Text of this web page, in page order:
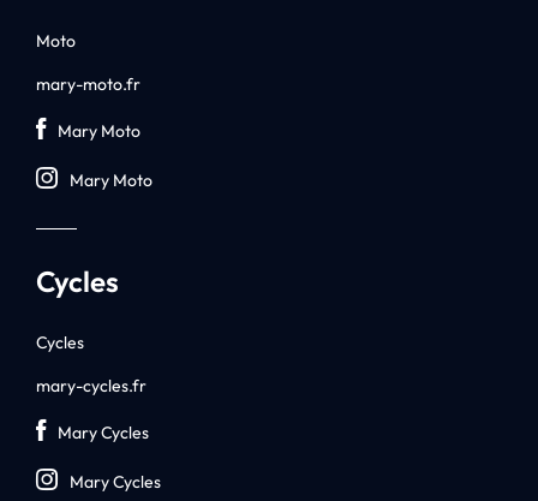
Moto
mary-moto.fr
Mary Moto
Mary Moto
Cycles
Cycles
mary-cycles.fr
Mary Cycles
Mary Cycles